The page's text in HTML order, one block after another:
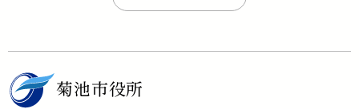
菊池市役所